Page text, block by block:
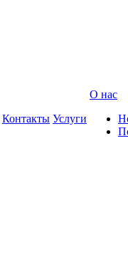
Контакты Услуги
О нас